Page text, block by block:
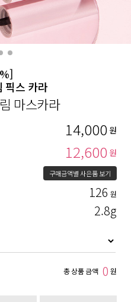
픽스 카라
마스카라
14,000 원
12,600 원
구매금액별 사은품 보기
126 원
2.8g
총 상품 금액 0 원